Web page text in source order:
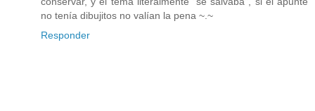
no tenía dibujitos no valían la pena ~.~
Responder